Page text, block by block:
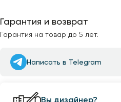
Гарантия и возврат
Гарантия на товар до 5 лет.
Написать в Telegram
Вы дизайнер?